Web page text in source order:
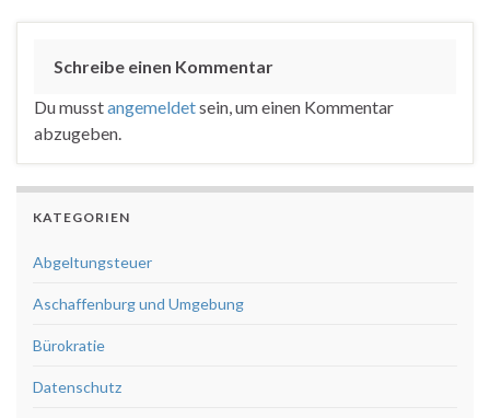
Schreibe einen Kommentar
Du musstangemeldetsein, um einen Kommentar
abzugeben.
KATEGORIEN
Abgeltungsteuer
Aschaffenburg und Umgebung
Bürokratie
Datenschutz